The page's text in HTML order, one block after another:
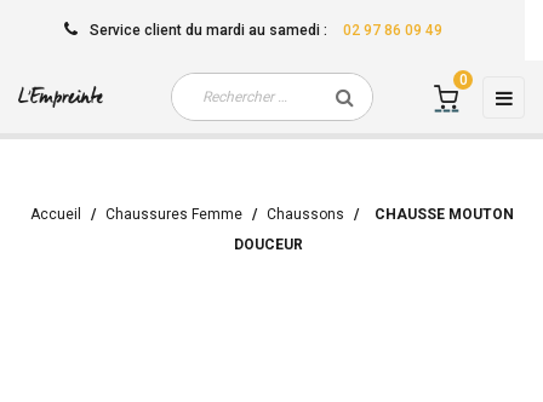
Service client du mardi au samedi : 02 97 86 09 49
☰
0
Accueil Chaussures Femme Chaussons
CHAUSSE MOUTON
DOUCEUR